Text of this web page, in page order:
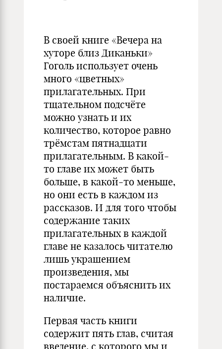
В своей книге «Вечера на
хуторе близ Диканьки»
Гоголь использует очень
много «цветных»
прилагательных. При
тщательном подсчёте
можно узнать и их
количество, которое равно
трёмстам пятнадцати
прилагательным. В какой-
то главе их может быть
больше, в какой-то меньше,
но они есть в каждом из
рассказов. И для того чтобы
содержание таких
прилагательных в каждой
главе не казалось читателю
лишь украшением
произведения, мы
постараемся объяснить их
наличие.
Первая часть книги
содержит пять глав, считая
введение, с которого мы и